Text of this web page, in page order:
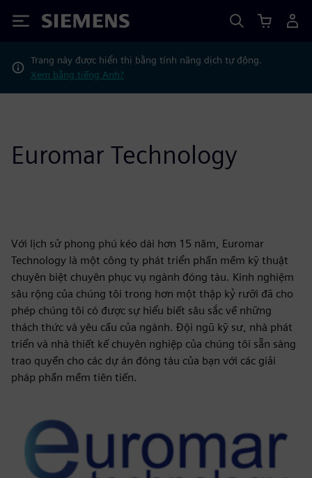
Siemens
Trang này được hiển thị bằng tính năng dịch tự động.
Xem bằng tiếng Anh?
Euromar Technology
Với lịch sử phong phú kéo dài hơn 15 năm, Euromar
Technology là một công ty phát triển phần mềm kỹ thuật
chuyên biệt chuyên phục vụ ngành đóng tàu. Kinh nghiệm
sâu rộng của chúng tôi trong hơn một thập kỷ rưỡi đã cho
phép chúng tôi có được sự hiểu biết sâu sắc về những
thách thức và yêu cầu của ngành. Đội ngũ kỹ sư, nhà phát
triển và nhà thiết kế chuyên nghiệp của chúng tôi sẵn sàng
trao quyền cho các dự án đóng tàu của bạn với các giải
pháp phần mềm tiên tiến.